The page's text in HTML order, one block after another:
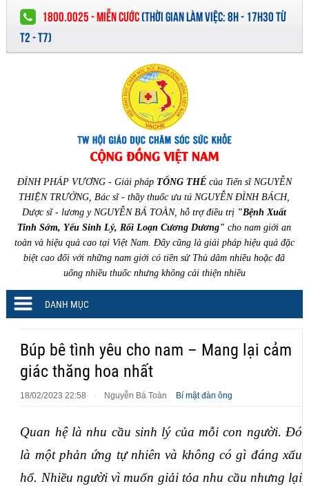
1800.0025 - MIỄN CƯỚC(THỜI GIAN LÀM VIỆC:8H - 17H30 TỪ
T2 - T7)
ĐỈNH PHÁP VƯƠNG - Giải pháp TỔNG THỂcủa Tiến sĩ NGUYỄN
THIỆN TRƯỞNG, Bác sĩ - thầy thuốc ưu tú NGUYỄN ĐÌNH BÁCH,
Dược sĩ - lương y NGUYỄN BÁ TOÀN, hỗ trợ điều trị "Bệnh Xuất
Tinh Sớm, Yếu Sinh Lý, Rối Loạn Cương Dương" cho nam giới an
toàn và hiệu quả cao tại Việt Nam. Đây cũng là giải pháp hiệu quả đặc
biệt cao đối với những nam giới có tiền sử Thủ dâm nhiều hoặc đã
uống nhiều thuốc nhưng không cải thiện nhiều
DANH MỤC
Búp bê tình yêu cho nam – Mang lại cảm
giác thăng hoa nhất
18/02/2023 22:58 · Nguyễn Bá Toàn Bí mật đàn ông
Quan hệ là nhu cầu sinh lý của mỗi con người. Đó
là một phản ứng tự nhiên và không có gì đáng xấu
hổ. Nhiều người vì muốn giải tỏa nhu cầu nhưng lại